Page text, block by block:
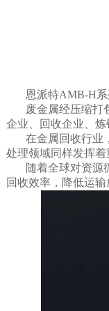
恩派特AMB-H
废金属经压缩打
企业、回收企业、
在金属回收行业
处理领域同样发挥
随着全球对资源
回收效率，降低运